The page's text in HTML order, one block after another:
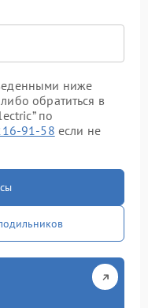
ниже
обратиться в
по
91-58 если не